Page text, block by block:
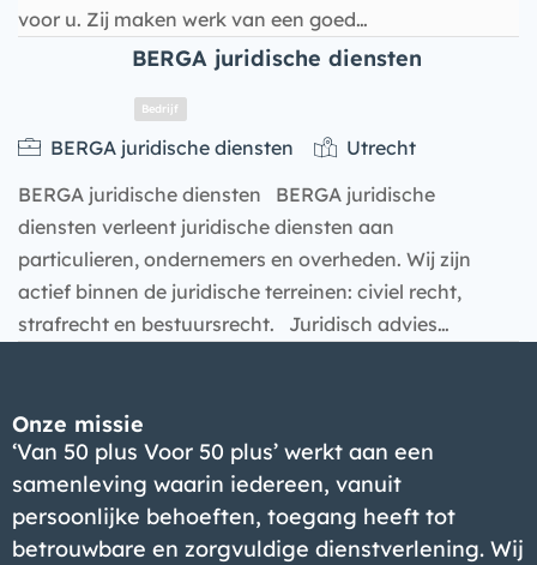
voor u. Zij maken werk van een goed…
BERGA juridische diensten
BERGA juridische diensten
Utrecht
BERGA juridische diensten BERGA juridische
diensten verleent juridische diensten aan
particulieren, ondernemers en overheden. Wij zijn
actief binnen de juridische terreinen: civiel recht,
strafrecht en bestuursrecht. Juridisch advies…
Onze missie
‘Van 50 plus Voor 50 plus’ werkt aan een
samenleving waarin iedereen, vanuit
persoonlijke behoeften, toegang heeft tot
betrouwbare en zorgvuldige dienstverlening. Wij